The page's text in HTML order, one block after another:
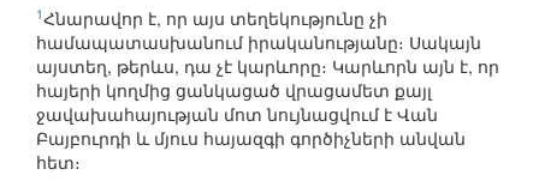
1Հնարավոր է, որ այս տեղեկությունը չի
համապատասխանում իրականությանը։ Սակայն
այստեղ, թերևս, դա չէ կարևորը։ Կարևորն այն է, որ
հայերի կողմից ցանկացած վրացամետ քայլ
ջավախահայության մոտ նույնացվում է Վան
Բայբուրդի և մյուս հայազգի գործիչների անվան
հետ։